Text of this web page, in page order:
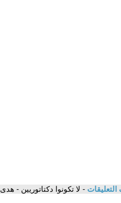
- لا تكونوا دكتاتوريين - هدى